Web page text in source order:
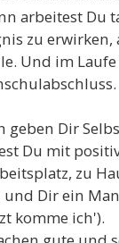
arbeitest Du
zu erwirken,
Und im
geben Dir
Du mit
zu
Dir ein
komme ich').